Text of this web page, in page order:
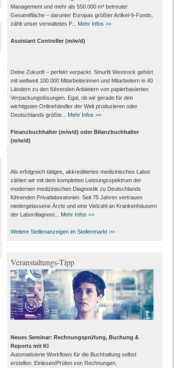
Management und mehr als 550.000 m² betreuter
Gesamtfläche – darunter Europas größter Artikel-9-Fonds,
zählt unser verwaltetes P...
Mehr Infos >>
Assistant Controller (m/w/d)
Deine Zukunft – perfekt verpackt. Smurfit Westrock gehört
mit weltweit 100.000 Mitarbeiter­innen und Mitarbeitern in 40
Ländern zu den führenden Anbietern von papier­basierten
Verpackungs­lösungen. Egal, ob wir gerade für den
wichtigsten Onlinehändler der Welt produzieren oder
Deutschlands größte...
Mehr Infos >>
Finanzbuchhalter (m/w/d) oder Bilanzbuchhalter
(m/w/d)
Als erfolgreich tätiges, akkreditiertes medizinisches Labor
zählen wir mit dem kompletten Leistungs­spektrum der
modernen medizinischen Diagnostik zu Deutschlands
führenden Privat­laboratorien. Seit 75 Jahren vertrauen
nieder­gelassene Ärzte und eine Vielzahl an Kranken­häusern
der Labor­diagnost...
Mehr Infos >>
Weitere Stellenanzeigen im Stellenmarkt >>
Veranstaltungs-Tipp
Neues Seminar: Rechnungsprüfung, Buchung &
Reports mit KI
Automatisierte Workflows für die Buchhaltung selbst
erstellen: Einlesen/Prüfen von Rechnungen,